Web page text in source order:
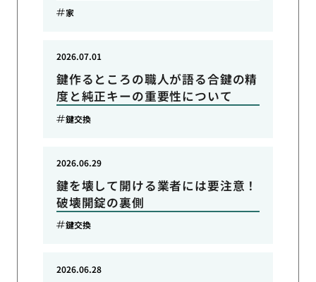
家
鍵作るところの職人が語る合鍵の精
度と純正キーの重要性について
2026.07.01
鍵交換
鍵を壊して開ける業者には要注意！
破壊開錠の裏側
2026.06.29
鍵交換
2026.06.28